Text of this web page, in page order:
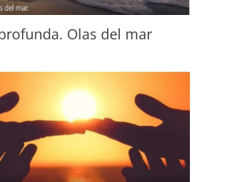
Olas del mar